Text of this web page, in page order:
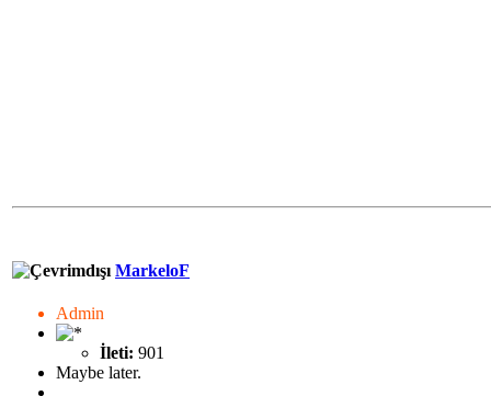
MarkeloF
Admin
İleti: 901
Maybe later.